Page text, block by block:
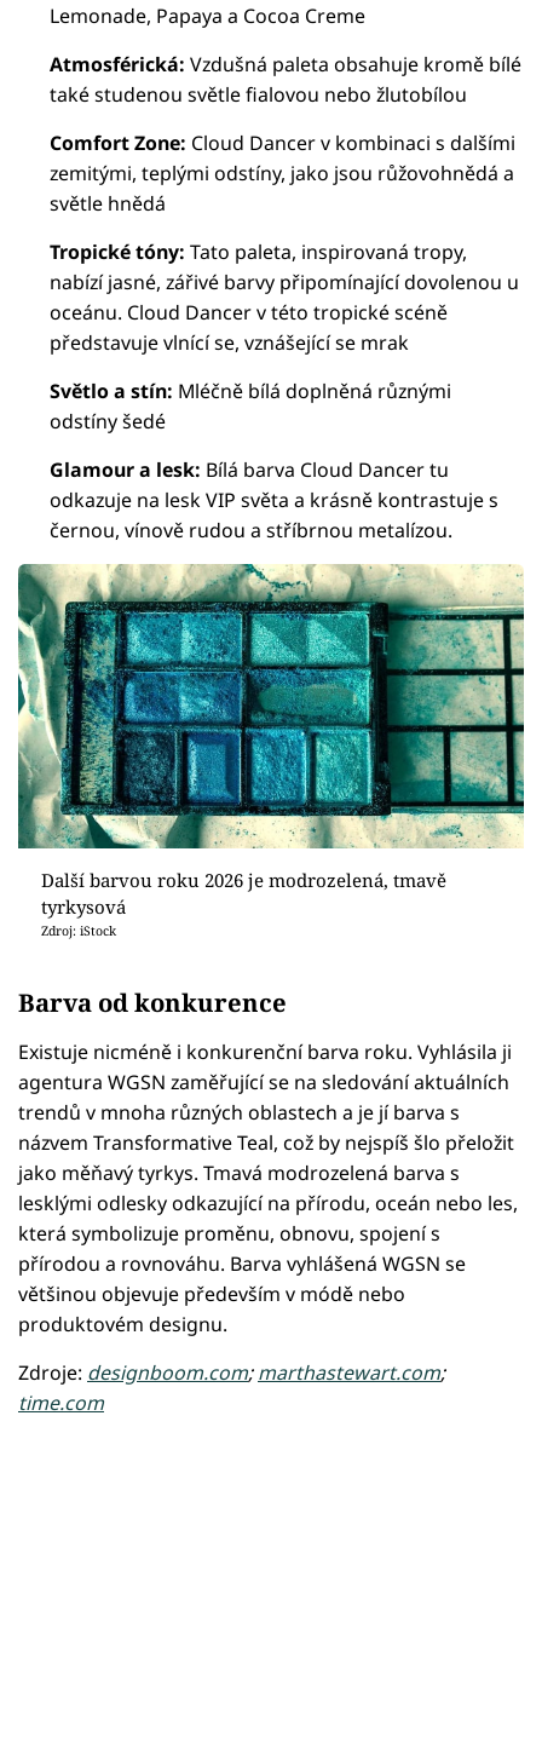
Lemonade, Papaya a Cocoa Creme
Atmosférická:Vzdušná paleta obsahuje kromě bílé
také studenou světle fialovou nebo žlutobílou
Comfort Zone: Cloud Dancer v kombinaci s dalšími
zemitými, teplými odstíny, jako jsou růžovohnědá a
světle hnědá
Tropické tóny:Tato paleta, inspirovaná tropy,
nabízí jasné, zářivé barvy připomínající dovolenou u
oceánu. Cloud Dancer v této tropické scéně
představuje vlnící se, vznášející se mrak
Světlo a stín: Mléčně bílá doplněná různými
odstíny šedé
Glamour a lesk: Bílá barva Cloud Dancer tu
odkazuje na lesk VIP světa a krásně kontrastuje s
černou, vínově rudou a stříbrnou metalízou.
Další barvou roku 2026 je modrozelená, tmavě
tyrkysová
Zdroj: iStock
Barva od konkurence
Existuje nicméně i konkurenční barva roku. Vyhlásila ji
agentura WGSN zaměřující se na sledování aktuálních
trendů v mnoha různých oblastech a je jí barva s
názvem Transformative Teal, což by nejspíš šlo přeložit
jako měňavý tyrkys. Tmavá modrozelená barva s
lesklými odlesky odkazující na přírodu, oceán nebo les,
která symbolizuje proměnu, obnovu, spojení s
přírodou a rovnováhu. Barva vyhlášená WGSN se
většinou objevuje především v módě nebo
produktovém designu.
Zdroje: designboom.com;marthastewart.com;
time.com